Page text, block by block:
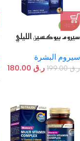
-10%
سيروم بيوكسين الليلي
سيروم البشرة
ر.ق199.00 ر.ق